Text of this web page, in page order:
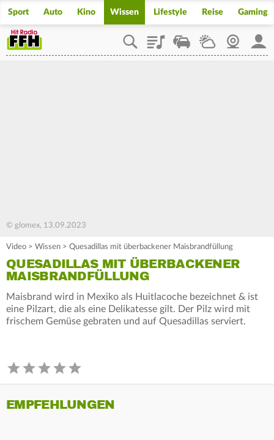
Sport Auto Kino Wissen Lifestyle Reise Gaming
PlaylistStaupilotWetterWebcam
© glomex, 13.09.2023
Video > Wissen > Quesadillas mit überbackener Maisbrandfüllung
QUESADILLAS MIT ÜBERBACKENER
MAISBRANDFÜLLUNG
Maisbrand wird in Mexiko als Huitlacoche bezeichnet & ist
eine Pilzart, die als eine Delikatesse gilt. Der Pilz wird mit
frischem Gemüse gebraten und auf Quesadillas serviert.
EMPFEHLUNGEN